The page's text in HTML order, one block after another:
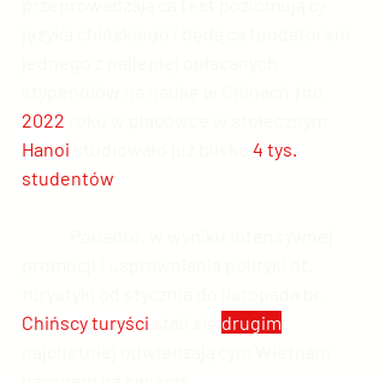
2022
Hanoi
4 tys.
studentów
Chińscy turyści
drugim